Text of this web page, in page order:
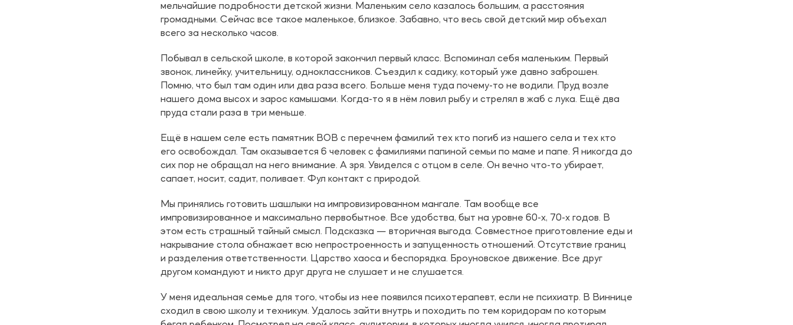
мельчайшие подробности детской жизни. Маленьким село казалось большим, а расстояния
громадными. Сейчас все такое маленькое, близкое. Забавно, что весь свой детский мир объехал
всего за несколько часов.
Побывал в сельской школе, в которой закончил первый класс. Вспоминал себя маленьким. Первый
звонок, линейку, учительницу, одноклассников. Съездил к садику, который уже давно заброшен.
Помню, что был там один или два раза всего. Больше меня туда почему-то не водили. Пруд возле
нашего дома высох и зарос камышами. Когда-то я в нём ловил рыбу и стрелял в жаб с лука. Ещё два
пруда стали раза в три меньше.
Ещё в нашем селе есть памятник ВОВ с перечнем фамилий тех кто погиб из нашего села и тех кто
его освобождал. Там оказывается 6 человек с фамилиями папиной семьи по маме и папе. Я никогда до
сих пор не обращал на него внимание. А зря. Увиделся с отцом в селе. Он вечно что-то убирает,
сапает, носит, садит, поливает. Фул контакт с природой.
Мы принялись готовить шашлыки на импровизированном мангале. Там вообще все
импровизированное и максимально первобытное. Все удобства, быт на уровне 60-х, 70-х годов. В
этом есть страшный тайный смысл. Подсказка — вторичная выгода. Совместное приготовление еды и
накрывание стола обнажает всю непростроенность и запущенность отношений. Отсутствие границ
и разделения ответственности. Царство хаоса и беспорядка. Броуновское движение. Все друг
другом командуют и никто друг друга не слушает и не слушается.
У меня идеальная семье для того, чтобы из нее появился психотерапевт, если не психиатр. В Виннице
сходил в свою школу и техникум. Удалось зайти внутрь и походить по тем коридорам по которым